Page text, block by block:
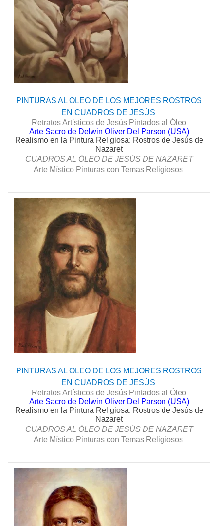
PINTURAS AL OLEO DE LOS MEJORES ROSTROS
EN CUADROS DE JESÚS
Retratos Artísticos de Jesús Pintados al Óleo
Arte Sacro de Delwin Oliver Del Parson (USA)
Realismo en la Pintura Religiosa: Rostros de Jesús de
Nazaret
CUADROS AL ÓLEO DE JESÚSDE NAZARET
Arte Místico Pinturas con Temas Religiosos
PINTURAS AL OLEO DE LOS MEJORES ROSTROS
EN CUADROS DE JESÚS
Retratos Artísticos de Jesús Pintados al Óleo
Arte Sacro de Delwin Oliver Del Parson (USA)
Realismo en la Pintura Religiosa: Rostros de Jesús de
Nazaret
CUADROS AL ÓLEO DE JESÚSDE NAZARET
Arte Místico Pinturas con Temas Religiosos